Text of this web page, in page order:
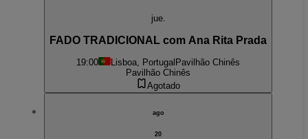
jue.
FADO TRADICIONAL com Ana Rita Prada
19:00 Lisboa, Portugal Pavilhão Chinês
Pavilhão Chinês
Agotado
ago
20